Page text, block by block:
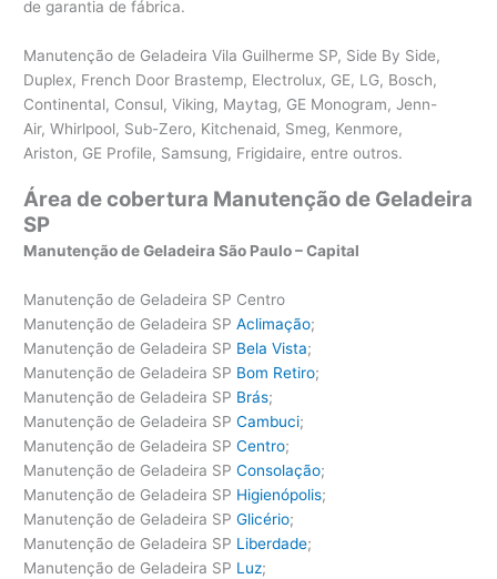
de garantia de fábrica.
Manutenção de Geladeira Vila Guilherme SP, Side By Side,
Duplex, French Door Brastemp, Electrolux, GE, LG, Bosch,
Continental, Consul, Viking, Maytag, GE Monogram, Jenn-
Air, Whirlpool, Sub-Zero, Kitchenaid, Smeg, Kenmore,
Ariston, GE Profile, Samsung, Frigidaire, entre outros.
Área de cobertura Manutenção de Geladeira
SP
Manutenção de Geladeira São Paulo – Capital
Manutenção de Geladeira SP Centro
Manutenção de Geladeira SPAclimação;
Manutenção de Geladeira SP Bela Vista;
Manutenção de Geladeira SP Bom Retiro;
Manutenção de Geladeira SP Brás;
Manutenção de Geladeira SPCambuci;
Manutenção de Geladeira SPCentro;
Manutenção de Geladeira SPConsolação;
Manutenção de Geladeira SP Higienópolis;
Manutenção de Geladeira SPGlicério;
Manutenção de Geladeira SP Liberdade;
Manutenção de Geladeira SP Luz;